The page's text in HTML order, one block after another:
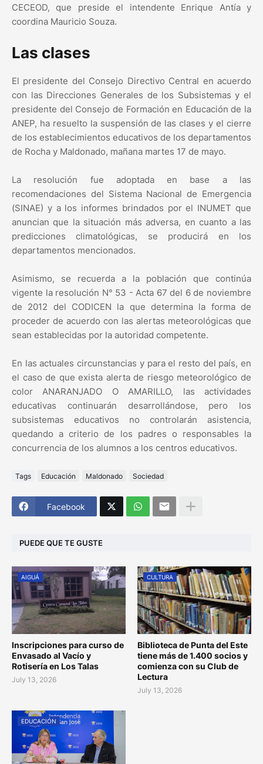
CECEOD, que preside el intendente Enrique Antía y
coordina Mauricio Souza.
Las clases
El presidente del Consejo Directivo Central en acuerdo
con las Direcciones Generales de los Subsistemas y el
presidente del Consejo de Formación en Educación de la
ANEP, ha resuelto la suspensión de las clases y el cierre
de los establecimientos educativos de los departamentos
de Rocha y Maldonado, mañana martes 17 de mayo.
La resolución fue adoptada en base a las
recomendaciones del Sistema Nacional de Emergencia
(SINAE) y a los informes brindados por el INUMET que
anuncian que la situación más adversa, en cuanto a las
predicciones climatológicas, se producirá en los
departamentos mencionados.
Asimismo, se recuerda a la población que continúa
vigente la resolución N° 53 - Acta 67 del 6 de noviembre
de 2012 del CODICEN la que determina la forma de
proceder de acuerdo con las alertas meteorológicas que
sean establecidas por la autoridad competente.
En las actuales circunstancias y para el resto del país, en
el caso de que exista alerta de riesgo meteorológico de
color ANARANJADO O AMARILLO, las actividades
educativas continuarán desarrollándose, pero los
subsistemas educativos no controlarán asistencia,
quedando a criterio de los padres o responsables la
concurrencia de los alumnos a los centros educativos.
Tags Educación Maldonado Sociedad
Facebook
PUEDE QUE TE GUSTE
AIGUÁ
Inscripciones para curso de
Envasado al Vacío y
Rotisería en Los Talas
July 13, 2026
CULTURA
Biblioteca de Punta del Este
tiene más de 1.400 socios y
comienza con su Club de
Lectura
July 13, 2026
EDUCACIÓN